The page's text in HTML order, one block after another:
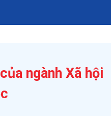
ngành Xã hội